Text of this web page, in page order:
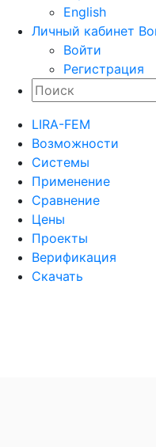
English
Личный кабинет
Войти
Регистрация
LIRA-FEM
Возможности
Cистемы
Применение
Сравнение
Цены
Проекты
Верификация
Скачать